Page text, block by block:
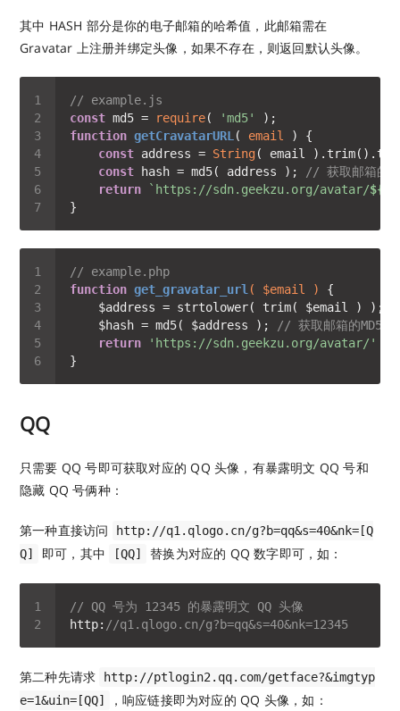
其中 HASH 部分是你的电子邮箱的哈希值，此邮箱需在
Gravatar 上注册并绑定头像，如果不存在，则返回默认头像。
// example.js
const md5 = require( 'md5'
function getCravatarURL ( email )
const address = String( email
const hash = md5( address );
// 获取邮箱的
return
`https://sdn.geekzu.org/avatar/${
// example.php
function get_gravatar_url ( $email )
    $address = strtolower( trim( $email ) );
    $hash = md5( $address );
// 获取邮箱的MD5哈
return
'https://sdn.geekzu.org/avatar/'
QQ
只需要 QQ 号即可获取对应的 QQ 头像，有暴露明文 QQ 号和
隐藏 QQ 号俩种：
第一种直接访问
http://q1.qlogo.cn/g?b=qq&s=40&nk=[Q
Q]
即可，其中 [QQ] 替换为对应的 QQ 数字即可，如：
// QQ 号为 12345 的暴露明文 QQ 头像
http: //q1.qlogo.cn/g?b=qq&s=40&nk=12345
第二种先请求
http://ptlogin2.qq.com/getface?&imgtyp
e=1&uin=[QQ]
，响应链接即为对应的 QQ 头像，如：